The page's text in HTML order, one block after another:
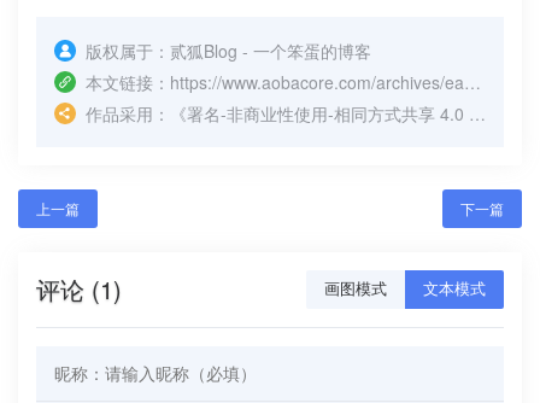
版权属于： 贰狐Blog - 一个笨蛋的博客
本文链接：
https://www.aobacore.com/archives/easyn2n.html
作品采用：
《署名-非商业性使用-相同方式共享 4.0 国际 (CC BY-NC-SA 4.0)
上一篇 下一篇
评论 (1) 画图模式 文本模式